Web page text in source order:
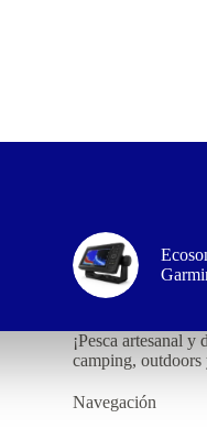
¡Pesca artesanal
camping, outdoors
Navegación